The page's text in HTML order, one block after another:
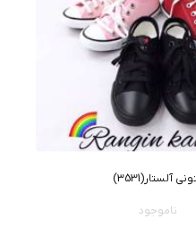
آلستار(3531)
ناموجود